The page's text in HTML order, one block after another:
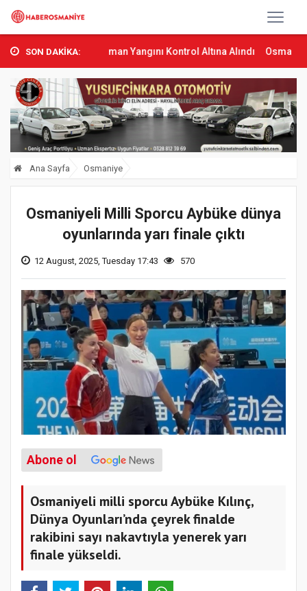
SON DAKİKA:
Orman Yangını Kontrol Altına Alındı Osmaniye’de Tren
Ana Sayfa Osmaniye
Osmaniyeli Milli Sporcu Aybüke dünya
oyunlarında yarı finale çıktı
12 August, 2025, Tuesday 17:43 570
Abone ol
Osmaniyeli milli sporcu Aybüke Kılınç,
Dünya Oyunları’nda çeyrek finalde
rakibini sayı nakavtıyla yenerek yarı
finale yükseldi.